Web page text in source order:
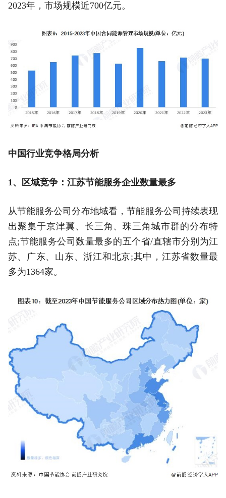
2023年，市场规模近700亿元。
中国行业竞争格局分析
1、区域竞争：江苏节能服务企业数量最多
从节能服务公司分布地域看，节能服务公司持续表现
出聚集于京津冀、长三角、珠三角城市群的分布特
点;节能服务公司数量最多的五个省/直辖市分别为江
苏、广东、山东、浙江和北京;其中，江苏省数量最
多为1364家。